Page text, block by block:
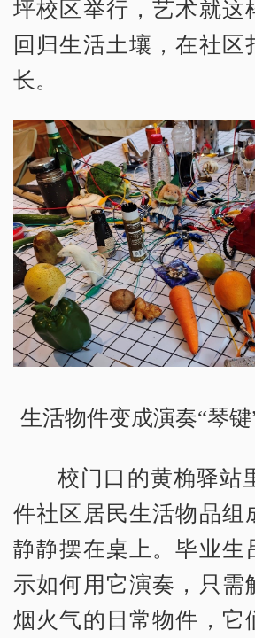
坪校区举行，艺术就这
回归生活土壤，在社区
长。
生活物件变成演奏“琴键
校门口的黄桷驿站
件社区居民生活物品组
静静摆在桌上。毕业生
示如何用它演奏，只需
烟火气的日常物件，它